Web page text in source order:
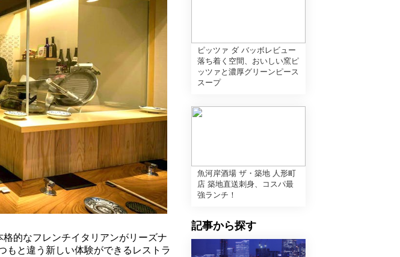
的なフレンチイタリアンがリーズナ
もと違う新しい体験ができるレストラ
ピッツァ ダ バッボレビュー
落ち着く空間、おいしい窯ピ
ッツァと濃厚グリーンピース
スープ
魚河岸酒場 ザ・築地 人形町
店 築地直送刺身、コスパ最
強ランチ！
記事から探す